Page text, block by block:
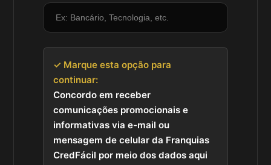
✓ Marque esta opção para
continuar:
Concordo em receber
comunicações promocionais e
informativas via e-mail ou
mensagem de celular da Franquias
CredFácil por meio dos dados aqui